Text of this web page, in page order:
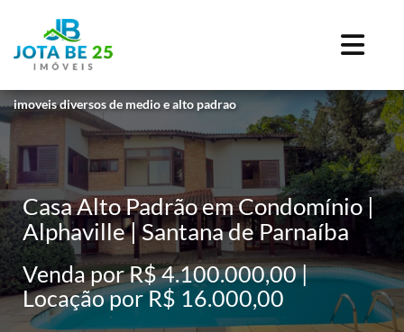
imoveis diversos de medio e alto padrao
Casa Alto Padrão em Condomínio |
Alphaville | Santana de Parnaíba
Venda por R$ 4.100.000,00 |
Locação por R$ 16.000,00